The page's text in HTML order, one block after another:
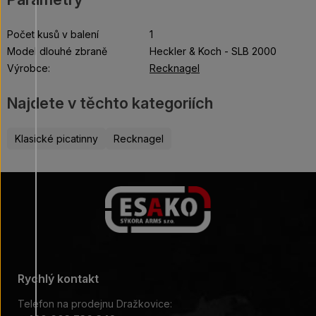
Počet kusů v balení
1
Model dlouhé zbraně
Heckler & Koch - SLB 2000
Výrobce:
Recknagel
Najdete v těchto kategoriích
Klasické picatinny Recknagel
Rychlý kontakt
Telefon na prodejnu Dražkovice: